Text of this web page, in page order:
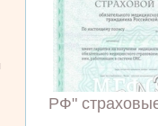
РФ"